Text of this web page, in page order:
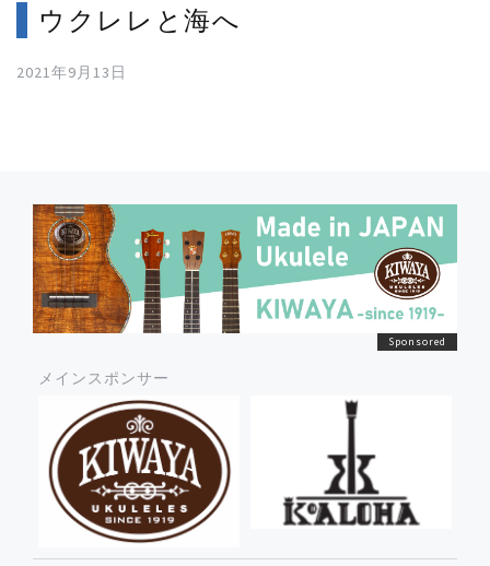
ウクレレと海へ
2021年9月13日
メインスポンサー